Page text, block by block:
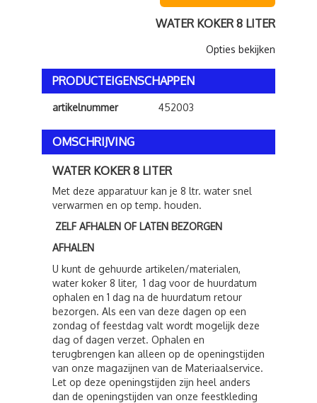
WATER KOKER 8 LITER
Opties bekijken
PRODUCTEIGENSCHAPPEN
artikelnummer 452003
OMSCHRIJVING
WATER KOKER 8 LITER
Met deze apparatuur kan je 8 ltr. water snel
verwarmen en op temp. houden.
ZELF AFHALEN OF LATEN BEZORGEN
AFHALEN
U kunt de gehuurde artikelen/materialen,
water koker 8 liter, 1 dag voor de huurdatum
ophalen en 1 dag na de huurdatum retour
bezorgen. Als een van deze dagen op een
zondag of feestdag valt wordt mogelijk deze
dag of dagen verzet. Ophalen en
terugbrengen kan alleen op de openingstijden
van onze magazijnen van de Materiaalservice.
Let op deze openingstijden zijn heel anders
dan de openingstijden van onze feestkleding